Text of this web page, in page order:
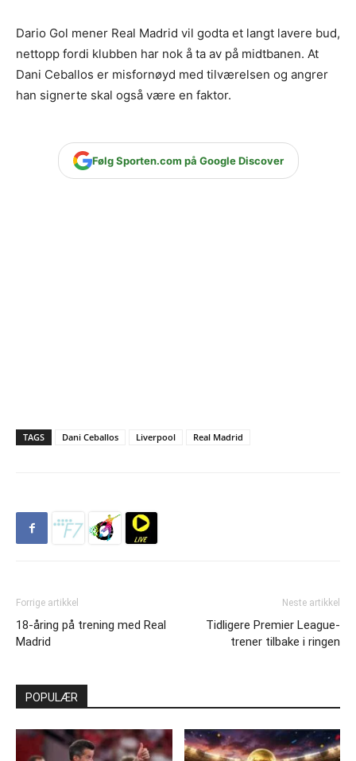
Dario Gol mener Real Madrid vil godta et langt lavere bud,
nettopp fordi klubben har nok å ta av på midtbanen. At
Dani Ceballos er misfornøyd med tilværelsen og angrer
han signerte skal også være en faktor.
Følg Sporten.com på Google Discover
TAGS Dani Ceballos Liverpool Real Madrid
Forrige artikkel
18-åring på trening med Real
Madrid
Neste artikkel
Tidligere Premier League-
trener tilbake i ringen
POPULÆR